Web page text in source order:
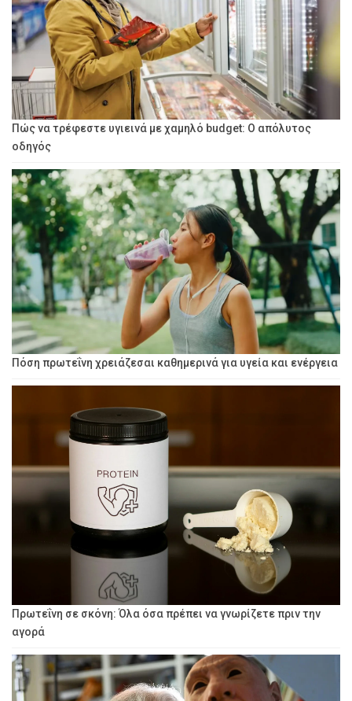
Πώς να τρέφεστε υγιεινά με χαμηλό budget: Ο απόλυτος
οδηγός
Πόση πρωτεΐνη χρειάζεσαι καθημερινά για υγεία και ενέργεια
Πρωτεΐνη σε σκόνη: Όλα όσα πρέπει να γνωρίζετε πριν την
αγορά